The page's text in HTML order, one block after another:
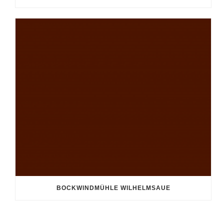
BOCKWINDMÜHLE WILHELMSAUE